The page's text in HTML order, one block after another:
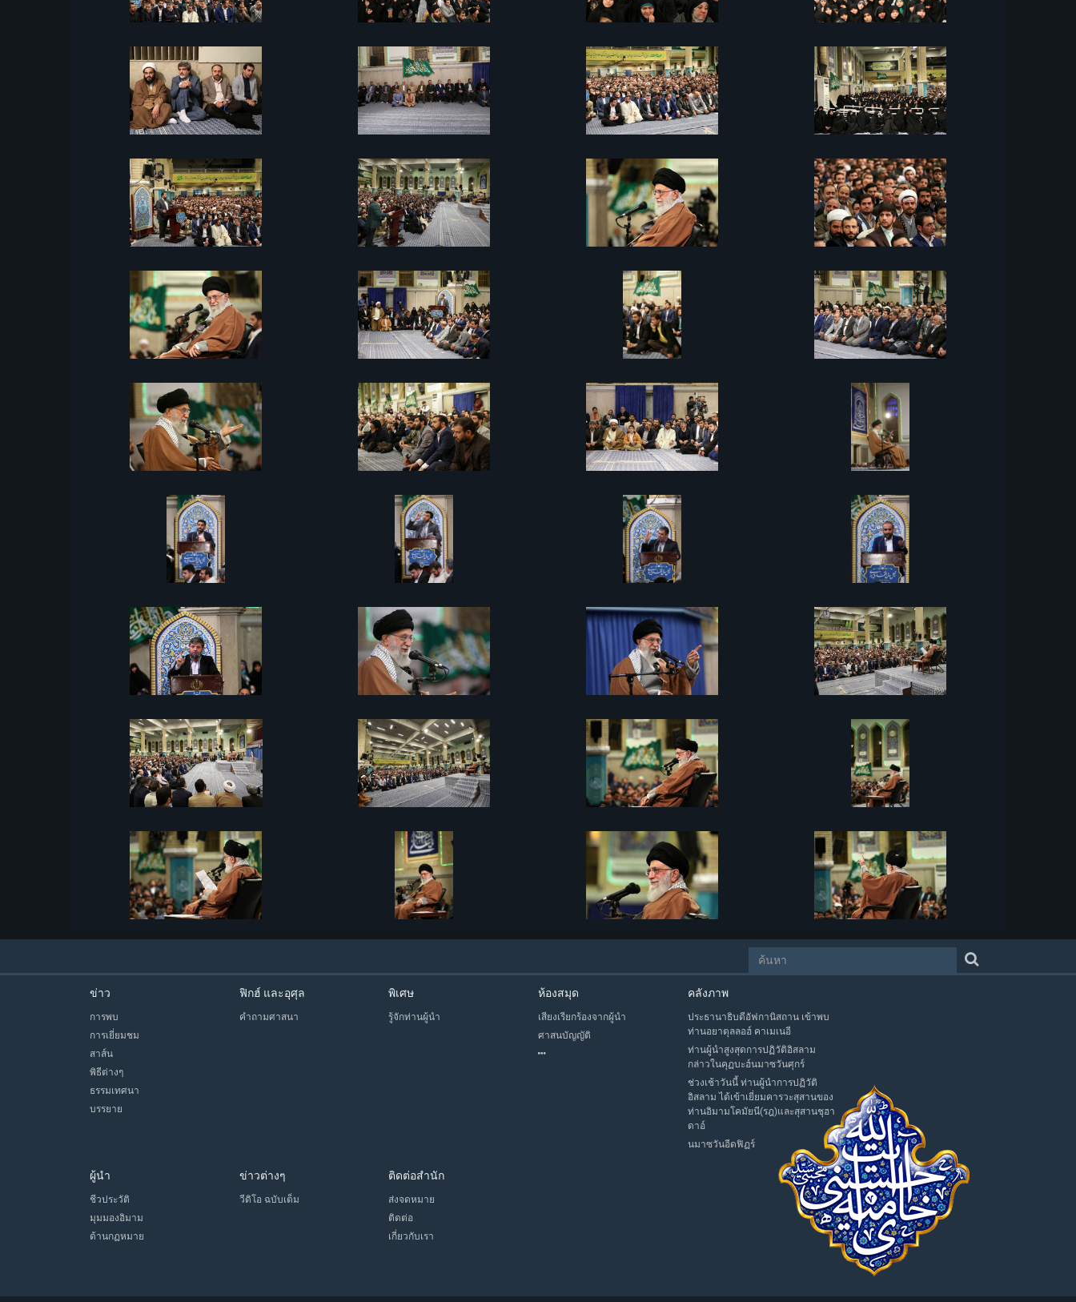
ข่าว
การพบ
การเยี่ยมชม
สาส์น
พิธีต่างๆ
ธรรมเทศนา
บรรยาย
ฟิกฮ์ และอุศุล
คำถามศาสนา
พิเศษ
รู้จักท่านผู้นำ
ห้องสมุด
เสียงเรียกร้องจากผู้นำ
ศาสนบัญญัติ
คลังภาพ
ประธานาธิบดีอัฟกานิสถาน เข้าพบ
ท่านอยาตุลลอฮ์ คาเมเนอี
ท่านผู้นำสูงสุดการปฏิวัติอิสลาม
กล่าวในคุฏบะฮ์นมาซวันศุกร์
ช่วงเช้าวันนี้ ท่านผู้นำการปฏิวัติ
อิสลาม ได้เข้าเยี่ยมคารวะสุสานของ
ท่านอิมามโคมัยนี(รฎ)และสุสานชุฮา
ดาอ์
นมาซวันอีดฟิฏร์
ผู้นำ
ชีวประวัติ
มุมมองอิมาม
ด้านกฏหมาย
ข่าวต่างๆ
วีดิโอ ฉบับเต็ม
ติดต่อสำนัก
ส่งจดหมาย
ติดต่อ
เกี่ยวกับเรา